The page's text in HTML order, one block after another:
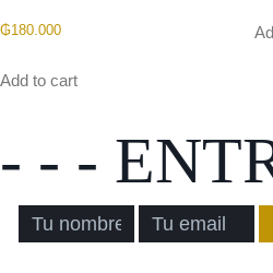
- - -
₲180.000
Add to cart